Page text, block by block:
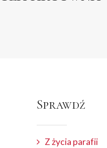
Sprawdź
Z życia parafii